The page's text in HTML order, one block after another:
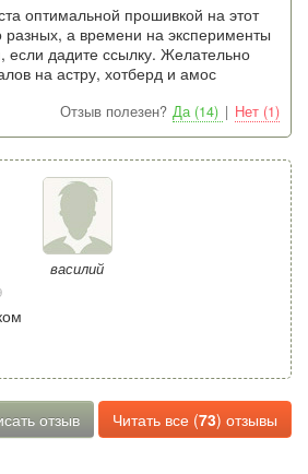
оптимальной прошивкой на этот
а времени на эксперименты
если дадите ссылку. Желательно
на астру, хотберд и амос
Отзыв полезен? Да (14) | Нет (1)
василий
отзыв Читать все (73) отзывы